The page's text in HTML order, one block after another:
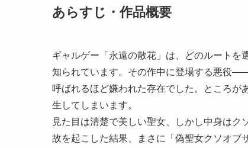
あらすじ・作品概要
ギャルゲー「永遠の散花」は、どのルートを
知られています。その作中に登場する悪役
呼ばれるほど嫌われた存在でした。ところが
生してしまいます。
見た目は清楚で美しい聖女、しかし中身は
故を起こした結果、まさに「偽聖女クソオブ